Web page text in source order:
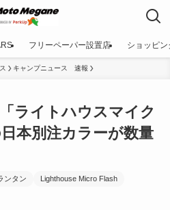
フリーペーパー設置店 ショッピン
キャンプニュース 速報
ライトハウスマイク
本別注カラーが数量
ンタン Lighthouse Micro Flash